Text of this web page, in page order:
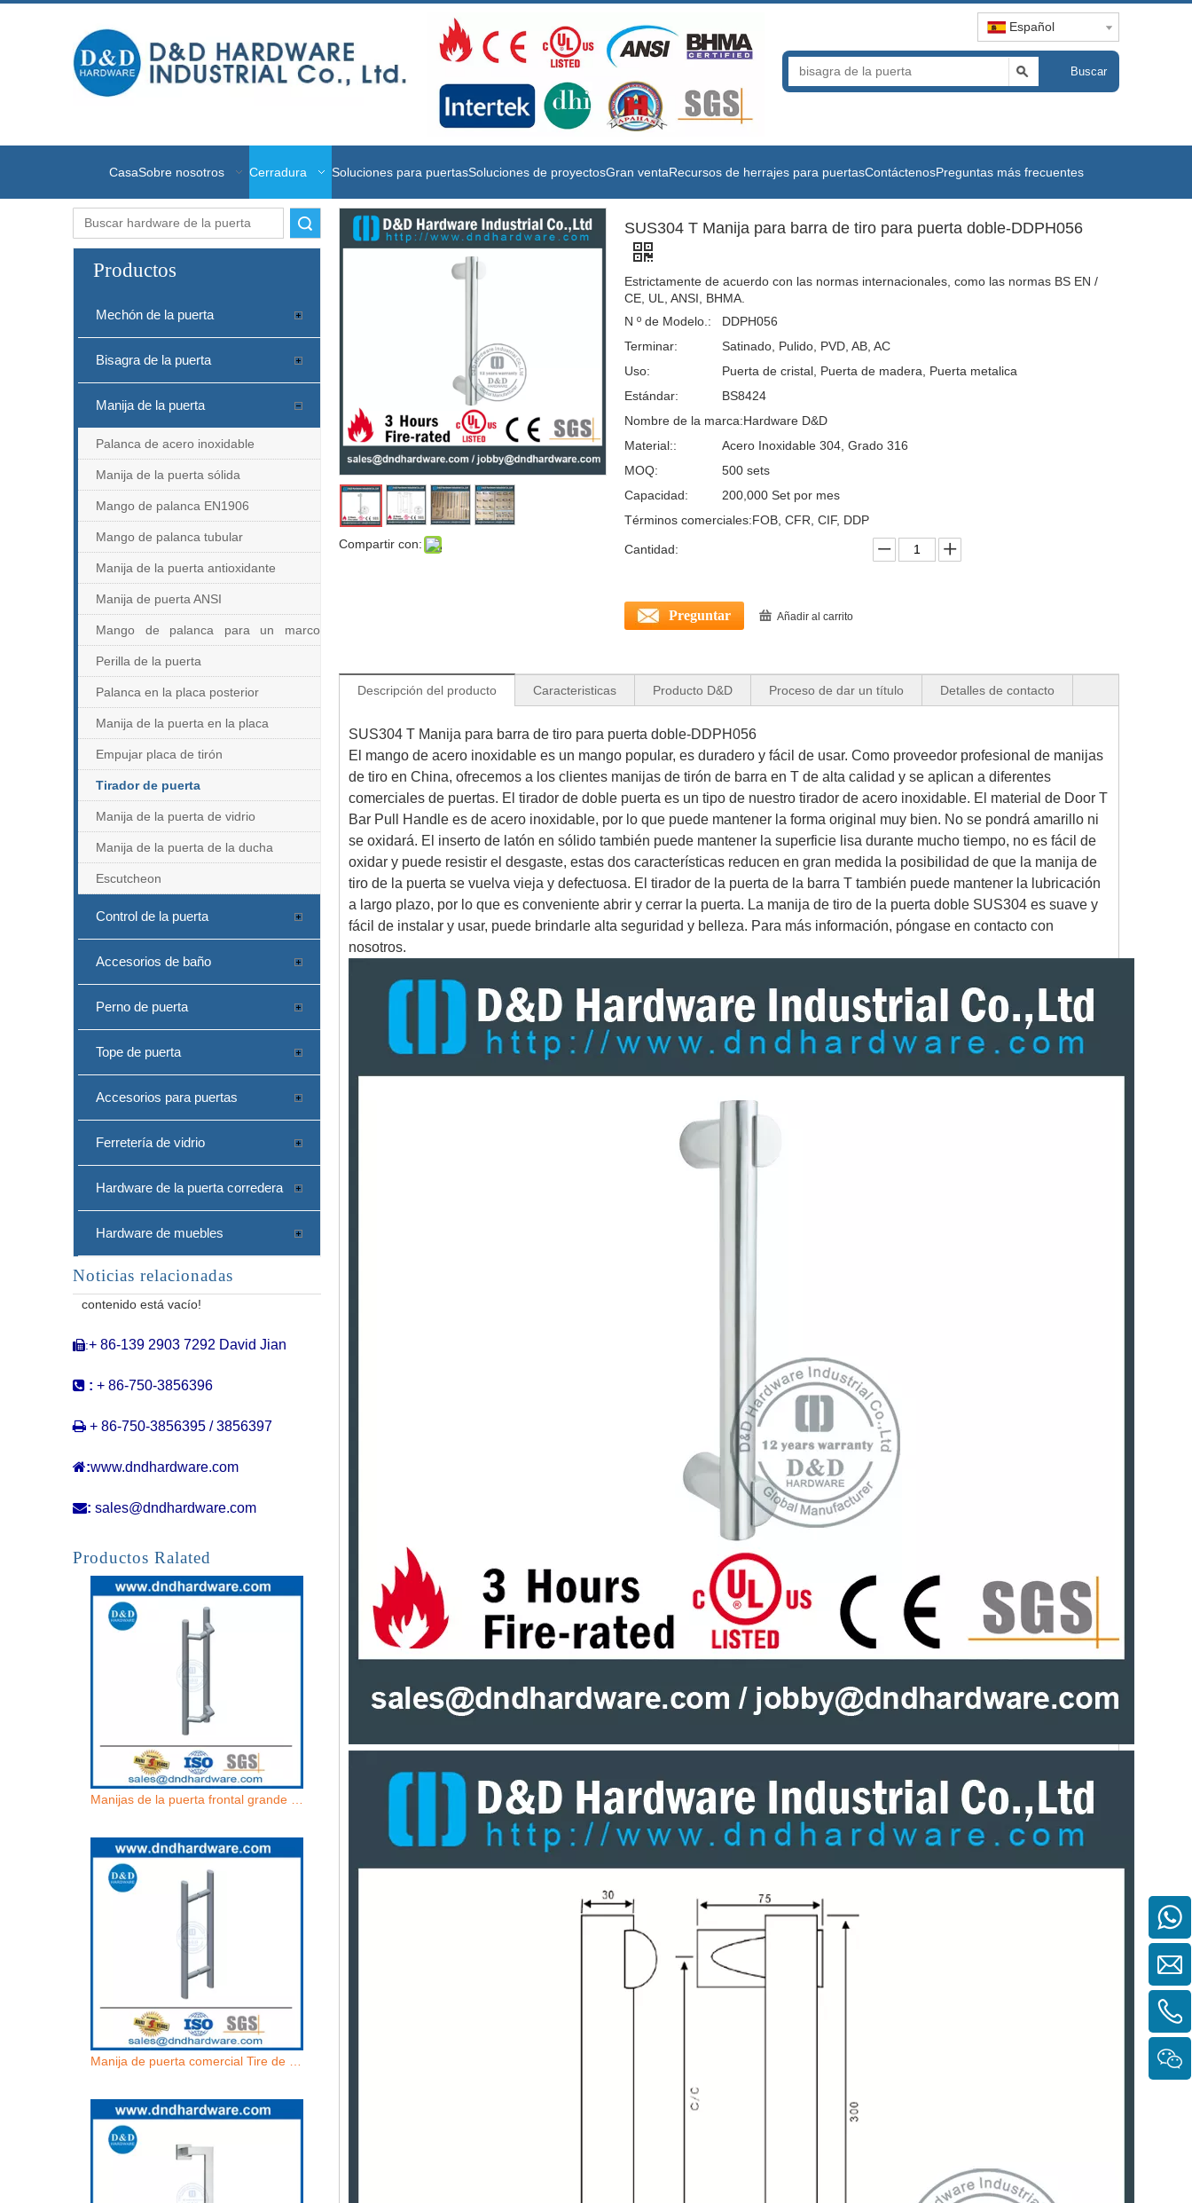
Español
Buscar
CasaSobre nosotros Cerradura Soluciones para puertasSoluciones de proyectosGran ventaRecursos de herrajes para puertasContáctenosPreguntas más frecuentes
Buscar
Productos
Mechón de la puerta
Bisagra de la puerta
Manija de la puerta
Palanca de acero inoxidable
Manija de la puerta sólida
Mango de palanca EN1906
Mango de palanca tubular
Manija de la puerta antioxidante
Manija de puerta ANSI
Mango de palanca para un marco
estrecho
Perilla de la puerta
Palanca en la placa posterior
Manija de la puerta en la placa
Empujar placa de tirón
Tirador de puerta
Manija de la puerta de vidrio
Manija de la puerta de la ducha
Escutcheon
Control de la puerta
Accesorios de baño
Perno de puerta
Tope de puerta
Accesorios para puertas
Ferretería de vidrio
Hardware de la puerta corredera
Hardware de muebles
Noticias relacionadas
contenido está vacío!
:+ 86-139 2903 7292 David Jian
 : + 86-750-3856396
 + 86-750-3856395 / 3856397
:www.dndhardware.com
: sales@dndhardware.com
Productos Ralated
Compartir con:
SUS304 T Manija para barra de tiro para puerta doble-DDPH056
Estrictamente de acuerdo con las normas internacionales, como las normas BS EN /
CE, UL, ANSI, BHMA.
N º de Modelo.:
DDPH056
Terminar:
Satinado, Pulido, PVD, AB, AC
Uso:
Puerta de cristal, Puerta de madera, Puerta metalica
Estándar:
BS8424
Nombre de la marca:Hardware D&D
Material::
Acero Inoxidable 304, Grado 316
MOQ:
500 sets
Capacidad:
200,000 Set por mes
Términos comerciales:FOB, CFR, CIF, DDP
Cantidad:
Preguntar Añadir al carrito
Descripción del producto Caracteristicas Producto D&D Proceso de dar un título Detalles de contacto
SUS304 T Manija para barra de tiro para puerta doble-DDPH056
El mango de acero inoxidable es un mango popular, es duradero y fácil de usar. Como proveedor profesional de manijas
de tiro en China, ofrecemos a los clientes manijas de tirón de barra en T de alta calidad y se aplican a diferentes
comerciales de puertas. El tirador de doble puerta es un tipo de nuestro tirador de acero inoxidable. El material de Door T
Bar Pull Handle es de acero inoxidable, por lo que puede mantener la forma original muy bien. No se pondrá amarillo ni
se oxidará. El inserto de latón en sólido también puede mantener la superficie lisa durante mucho tiempo, no es fácil de
oxidar y puede resistir el desgaste, estas dos características reducen en gran medida la posibilidad de que la manija de
tiro de la puerta se vuelva vieja y defectuosa. El tirador de la puerta de la barra T también puede mantener la lubricación
a largo plazo, por lo que es conveniente abrir y cerrar la puerta. La manija de tiro de la puerta doble SUS304 es suave y
fácil de instalar y usar, puede brindarle alta seguridad y belleza. Para más información, póngase en contacto con
nosotros.